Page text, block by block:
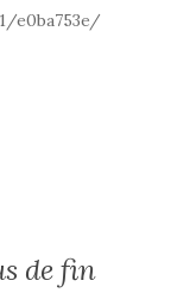
e0ba753e/
de fin